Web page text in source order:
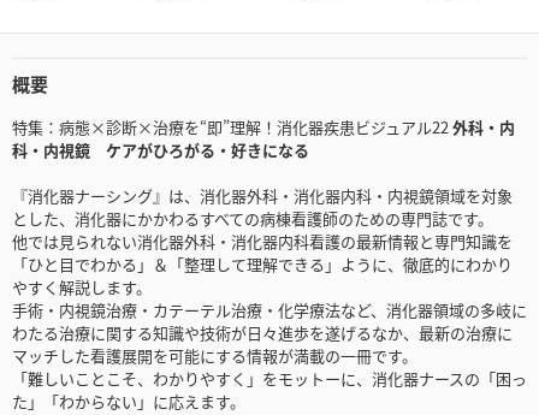
概要
特集：病態×診断×治療を“即”理解！消化器疾患ビジュアル22外科・内
科・内視鏡 ケアがひろがる・好きになる
『消化器ナーシング』は、消化器外科・消化器内科・内視鏡領域を対象
とした、消化器にかかわるすべての病棟看護師のための専門誌です。
他では見られない消化器外科・消化器内科看護の最新情報と専門知識を
「ひと目でわかる」＆「整理して理解できる」ように、徹底的にわかり
やすく解説します。
手術・内視鏡治療・カテーテル治療・化学療法など、消化器領域の多岐に
わたる治療に関する知識や技術が日々進歩を遂げるなか、最新の治療に
マッチした看護展開を可能にする情報が満載の一冊です。
「難しいことこそ、わかりやすく」をモットーに、消化器ナースの「困っ
た」「わからない」に応えます。